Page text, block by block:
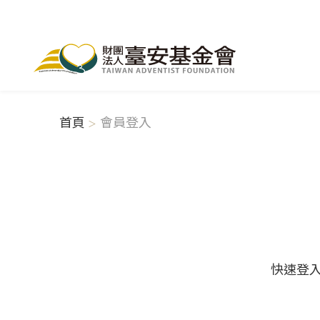
首頁 會員登入
快速登